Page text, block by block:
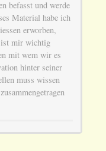
befasst und werde
Material habe ich
erworben,
ist mir wichtig
mit wem wir es
hinter seiner
muss wissen